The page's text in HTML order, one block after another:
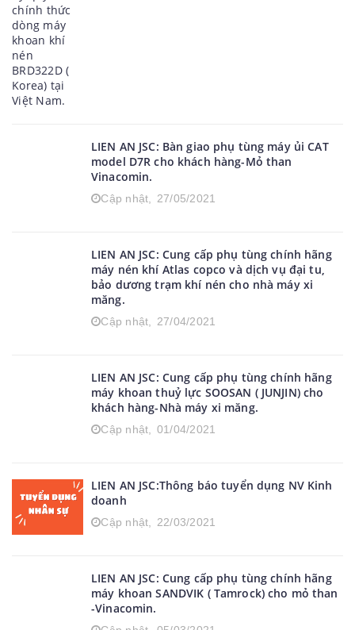
LIEN AN JSC: Bàn giao phụ tùng máy ủi CAT
model D7R cho khách hàng-Mỏ than
Vinacomin.
Cập nhật, 27/05/2021
LIEN AN JSC: Cung cấp phụ tùng chính hãng
máy nén khí Atlas copco và dịch vụ đại tu,
bảo dương trạm khí nén cho nhà máy xi
măng.
Cập nhật, 27/04/2021
LIEN AN JSC: Cung cấp phụ tùng chính hãng
máy khoan thuỷ lực SOOSAN ( JUNJIN) cho
khách hàng-Nhà máy xi măng.
Cập nhật, 01/04/2021
LIEN AN JSC:Thông báo tuyển dụng NV Kinh
doanh
Cập nhật, 22/03/2021
LIEN AN JSC: Cung cấp phụ tùng chính hãng
máy khoan SANDVIK ( Tamrock) cho mỏ than
-Vinacomin.